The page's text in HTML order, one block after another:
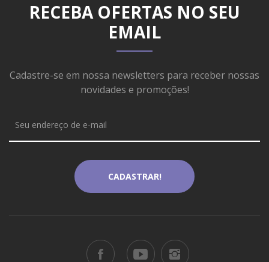
RECEBA OFERTAS NO SEU
EMAIL
Cadastre-se em nossa newsletters para receber nossas
novidades e promoções!